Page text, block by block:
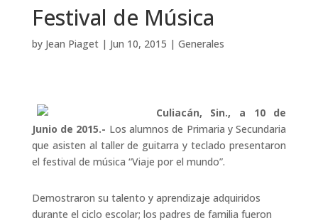
Festival de Música
by Jean Piaget| Jun 10, 2015 | Generales
Culiacán, Sin., a 10 de
Junio de 2015.- Los alumnos de Primaria y Secundaria
que asisten al taller de guitarra y teclado presentaron
el festival de música “Viaje por el mundo”.
Demostraron su talento y aprendizaje adquiridos
durante el ciclo escolar; los padres de familia fueron